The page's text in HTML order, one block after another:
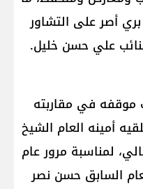
أصر على التشاور
علي حسن خليل.
موقفه في مقاربته
أمينه العام الشيخ
أيلول الحالي، لمناسبة مرور عام
السابق حسن نصر